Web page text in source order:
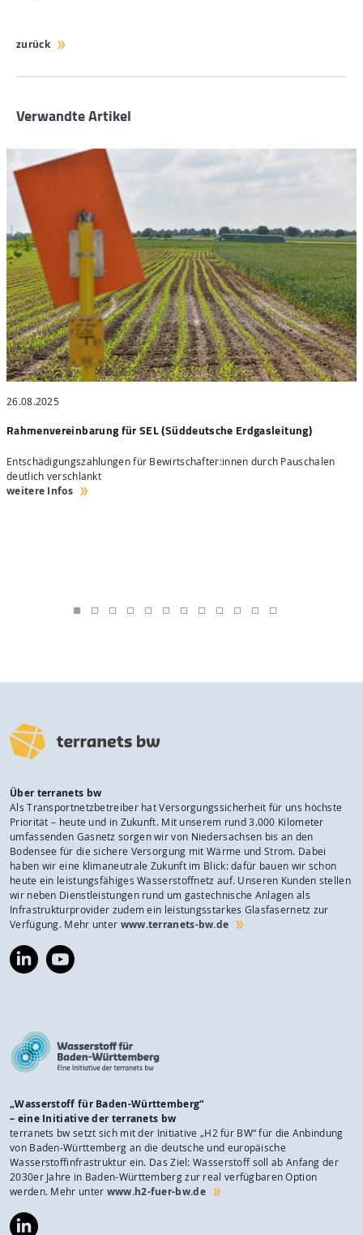
zurück
Verwandte Artikel
26.08.2025
Rahmenvereinbarung für SEL (Süddeutsche Erdgasleitung)
Entschädigungszahlungen für Bewirtschafter:innen durch Pauschalen
deutlich verschlankt
weitere Infos
Über terranets bw
Als Transportnetzbetreiber hat Versorgungssicherheit für uns höchste
Priorität – heute und in Zukunft. Mit unserem rund 3.000 Kilometer
umfassenden Gasnetz sorgen wir von Niedersachsen bis an den
Bodensee für die sichere Versorgung mit Wärme und Strom. Dabei
haben wir eine klimaneutrale Zukunft im Blick: dafür bauen wir schon
heute ein leistungsfähiges Wasserstoffnetz auf. Unseren Kunden stellen
wir neben Dienstleistungen rund um gastechnische Anlagen als
Infrastrukturprovider zudem ein leistungsstarkes Glasfasernetz zur
Verfügung. Mehr unter www.terranets-bw.de
https://www.linkedin.com/company/terranets-
bw-
https://www.youtube.com/@terranetsbw
„Wasserstoff für Baden-Württemberg“
– eine Initiative der terranets bw
terranets bw setzt sich mit der Initiative „H2 für BW“ für die Anbindung
von Baden-Württemberg an die deutsche und europäische
Wasserstoffinfrastruktur ein. Das Ziel: Wasserstoff soll ab Anfang der
2030er Jahre in Baden-Württemberg zur real verfügbaren Option
werden. Mehr unter www.h2-fuer-bw.de
https://www.linkedin.com/company/wasserstoff-